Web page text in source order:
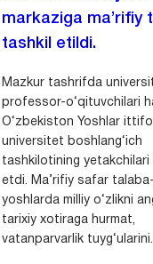
markaziga ma’rifiy
tashkil etildi.
Mazkur tashrifda
professor-o‘qituvchilari
O‘zbekiston Yoshlar
universitet boshlang‘ich
tashkilotining
etdi. Ma’rifiy safar talaba-
yoshlarda milliy o‘zlikni
tarixiy xotiraga hurmat,
vatanparvarlik